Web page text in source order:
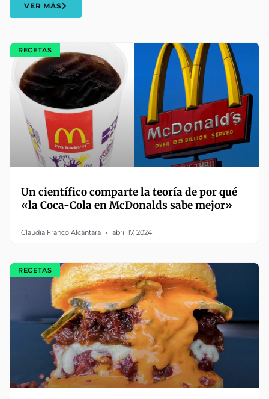
VER MÁS
RECETAS
Un científico comparte la teoría de por qué
«la Coca-Cola en McDonalds sabe mejor»
Claudia Franco Alcántara abril 17, 2024
RECETAS